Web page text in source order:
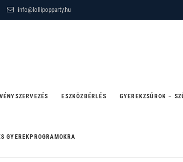
info@lollipopparty.hu
ESZKÖZBÉRLÉS GYEREKZSÚROK –
GYEREKPROGRAMOKRA